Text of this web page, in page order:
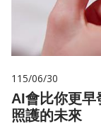
115/06/30
AI會比你更早
照護的未來